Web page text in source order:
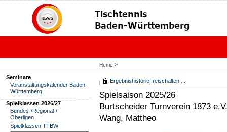
Home >
Seminare
Veranstaltungskalender Baden-
Württemberg
Spielklassen 2026/27
Bundes-/Regional-/
Oberligen
Spielklassen TTBW
Ergebnishistorie freischalten ...
Spielsaison 2025/26
Burtscheider Turnverein 1873
Wang, Mattheo